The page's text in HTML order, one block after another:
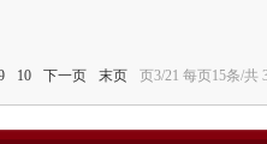
10 下一页 末页 页3/21 每页15条/共